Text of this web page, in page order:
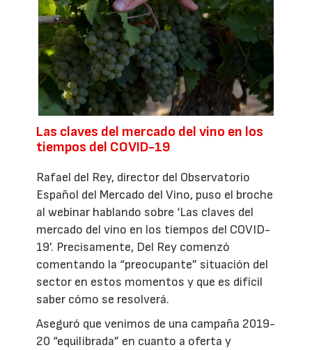
Las claves del mercado del vino en los
tiempos del COVID-19
Rafael del Rey, director del Observatorio
Español del Mercado del Vino, puso el broche
al webinar hablando sobre ‘Las claves del
mercado del vino en los tiempos del COVID-
19’. Precisamente, Del Rey comenzó
comentando la “preocupante” situación del
sector en estos momentos y que es difícil
saber cómo se resolverá.
Aseguró que venimos de una campaña 2019-
20 “equilibrada” en cuanto a oferta y